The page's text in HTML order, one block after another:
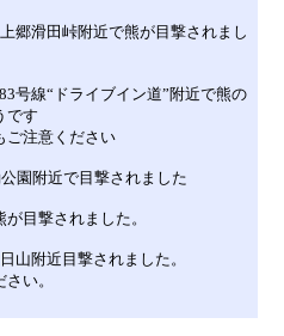
郷滑田峠附近で熊が目撃されまし
号線“ドライブイン道”附近で熊の
です
ご注意ください
園附近で目撃されました
目撃されました。
山附近目撃されました。
い。